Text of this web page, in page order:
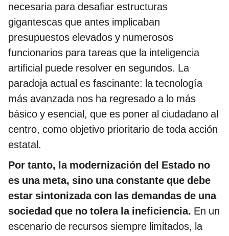
necesaria para desafiar estructuras
gigantescas que antes implicaban
presupuestos elevados y numerosos
funcionarios para tareas que la inteligencia
artificial puede resolver en segundos. La
paradoja actual es fascinante: la tecnología
más avanzada nos ha regresado a lo más
básico y esencial, que es poner al ciudadano al
centro, como objetivo prioritario de toda acción
estatal.
Por tanto, la modernización del Estado no
es una meta, sino una constante que debe
estar sintonizada con las demandas de una
sociedad que no tolera la ineficiencia. En un
escenario de recursos siempre limitados, la